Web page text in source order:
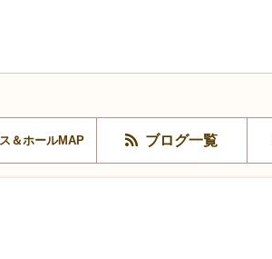
＆ホールMAP ブログ一覧